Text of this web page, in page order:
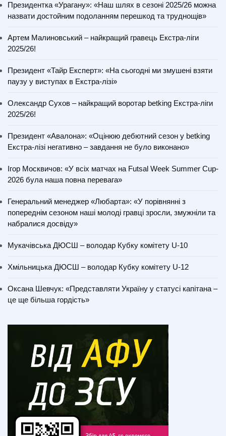
Президентка «Урагану»: «Наш шлях в сезоні 2025/26 можна
назвати достойним подоланням перешкод та труднощів»
Артем Малиновський – найкращий гравець Екстра-ліги
2025/26!
Президент «Тайр Експерт»: «На сьогодні ми змушені взяти
паузу у виступах в Екстра-лізі»
Олександр Сухов – найкращий воротар betking Екстра-ліги
2025/26!
Президент «Авалона»: «Оцінюю дебютний сезон у betking
Екстра-лізі негативно – завдання не було виконано»
Ігор Москвичов: «У всіх матчах на Futsal Week Summer Cup-
2026 була наша повна перевага»
Генеральний менеджер «Любарта»: «У порівнянні з
попереднім сезоном наші молоді гравці зросли, змужніли та
набралися досвіду»
Мукачівська ДЮСШ – володар Кубку комітету U-10
Хмільницька ДЮСШ – володар Кубку комітету U-12
Оксана Шевчук: «Представляти Україну у статусі капітана –
це ще більша гордість»